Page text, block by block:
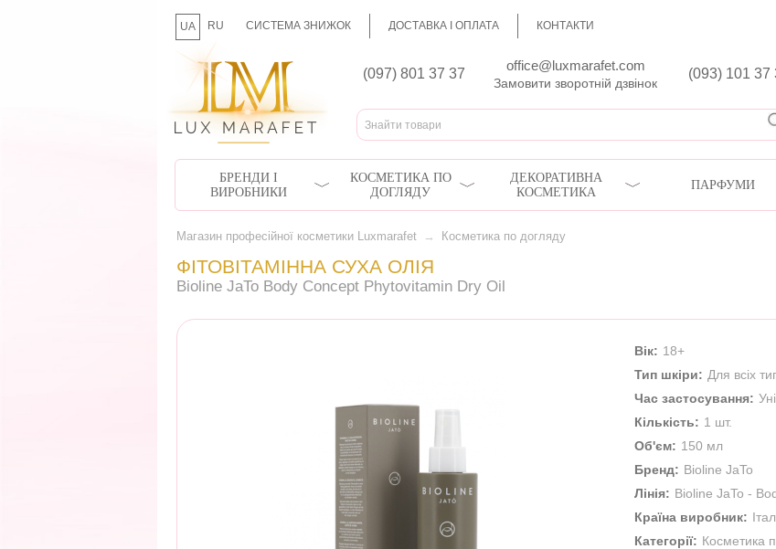
UA RU СИСТЕМА ЗНИЖОК ДОСТАВКА І ОПЛАТА КОНТАКТИ
(097) 801 37 37
office@luxmarafet.com
(093) 101 37
Замовити зворотній дзвінок
БРЕНДИ І
ВИРОБНИКИ
КОСМЕТИКА ПО
ДОГЛЯДУ
ДЕКОРАТИВНА
КОСМЕТИКА
ПАРФУМИ
Магазин професійної косметики Luxmarafet → Косметика по догляду
ФІТОВІТАМІННА СУХА ОЛІЯ
Bioline JaTo Body Concept Phytovitamin Dry Oil
Вік: 18+
Тип шкіри: Для всіх
Час застосування:
Кількість: 1 шт.
Об'єм: 150 мл
Бренд: Bioline JaTo
Лінія: Bioline JaTo -
Країна виробник:
Категорії: Косметика